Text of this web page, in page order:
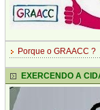
Porque o GRAACC ?
EXERCENDO A